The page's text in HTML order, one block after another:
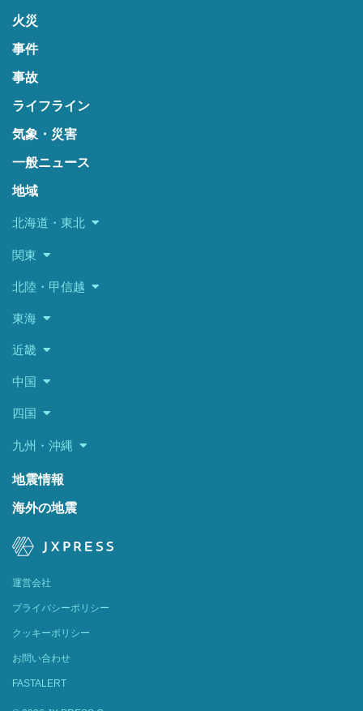
火災
事件
事故
ライフライン
気象・災害
一般ニュース
地域
北海道・東北
関東
北陸・甲信越
東海
近畿
中国
四国
九州・沖縄
地震情報
海外の地震
運営会社
プライバシーポリシー
クッキーポリシー
お問い合わせ
FASTALERT